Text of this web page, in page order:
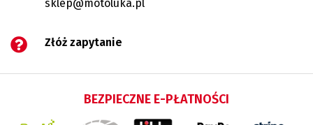
sklep@motoluka.pl
Złóż zapytanie
BEZPIECZNE E-PŁATNOŚCI